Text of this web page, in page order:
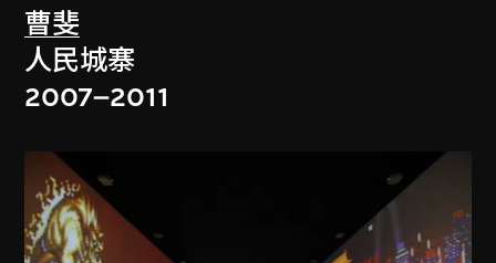
曹斐
人民城寨
2007–2011